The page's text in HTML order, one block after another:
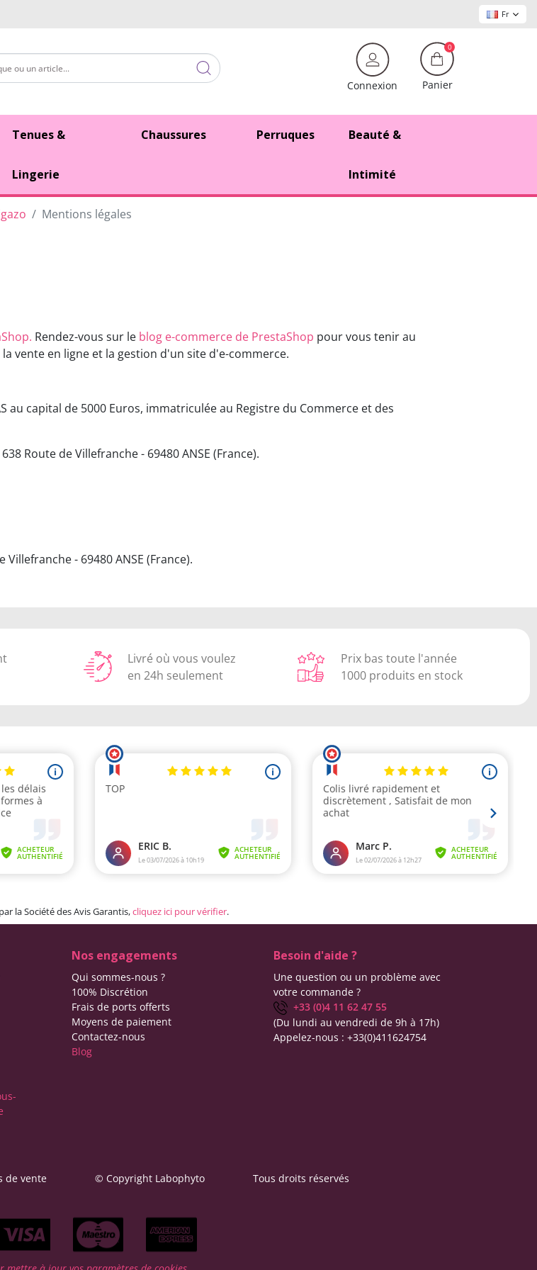
Fr
Connexion
0
Panier
Tenues &
Lingerie
Chaussures Perruques Beauté &
Intimité
Mentions légales
Rendez-vous sur le blog e-commerce de PrestaShop pour vous tenir au
vente en ligne et la gestion d'un site d'e-commerce.
au capital de 5000 Euros, immatriculée au Registre du Commerce et des
Route de Villefranche - 69480 ANSE (France).
Villefranche - 69480 ANSE (France).
Livré où vous voulez
en 24h seulement
Prix bas toute l'année
1000 produits en stock
la Société des Avis Garantis,cliquez ici pour vérifier.
Nos engagements
Qui sommes-nous ?
100% Discrétion
Frais de ports offerts
Moyens de paiement
Contactez-nous
Blog
Besoin d'aide ?
Une question ou un problème avec
votre commande ?
+33 (0)4 11 62 47 55
(Du lundi au vendredi de 9h à 17h)
Appelez-nous : +33(0)411624754
de vente © Copyright Labophyto Tous droits réservés